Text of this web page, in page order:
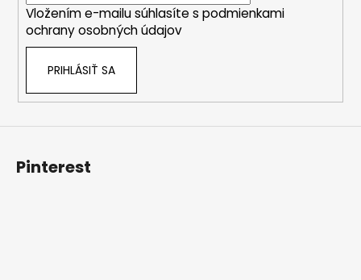
Vložením e-mailu súhlasíte s podmienkami
ochrany osobných údajov
PRIHLÁSIŤ SA
Pinterest